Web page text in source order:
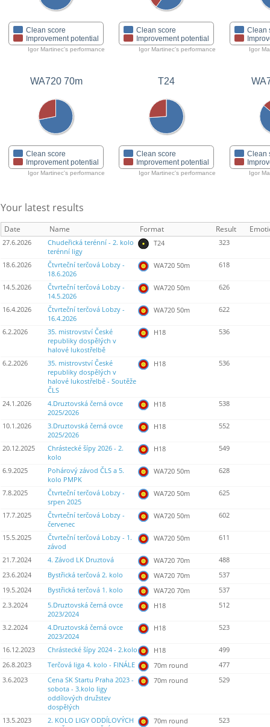
Clean score
Improvement potential
Igor Martinec's performance
Clean score
Improvement potential
Igor Martinec's performance
Clean
Igor
WA720 70m
Clean score
Improvement potential
Igor Martinec's performance
T24
Clean score
Improvement potential
Igor Martinec's performance
Clean
Igor
Your latest results
Date Name Format Result
27.6.2026
Chudeřická terénní - 2. kolo
terénní ligy
T24 323
18.6.2026
Čtvrteční terčová Lobzy -
18.6.2026
WA720 50m 618
14.5.2026
Čtvrteční terčová Lobzy -
14.5.2026
WA720 50m 626
16.4.2026
Čtvrteční terčová Lobzy -
16.4.2026
WA720 50m 622
6.2.2026
35. mistrovství České
republiky dospělých v
halové lukostřelbě
H18 536
6.2.2026
35. mistrovství České
republiky dospělých v
halové lukostřelbě - Soutěže
ČLS
H18 536
24.1.2026
4.Druztovská černá ovce
2025/2026
H18 538
10.1.2026
3.Druztovská černá ovce
2025/2026
H18 552
20.12.2025
Chrástecké šípy 2026 - 2.
kolo
H18 549
6.9.2025
Pohárový závod ČLS a 5.
kolo PMPK
WA720 50m 628
7.8.2025
Čtvrteční terčová Lobzy -
srpen 2025
WA720 50m 625
17.7.2025
Čtvrteční terčová Lobzy -
červenec
WA720 50m 602
15.5.2025
Čtvrteční terčová Lobzy - 1.
závod
WA720 50m 611
21.7.2024 4. Závod LK Druztová WA720 70m
488
23.6.2024
Bystřická terčová 2. kolo WA720 70m
537
19.5.2024
Bystřická terčová 1. kolo WA720 70m
537
2.3.2024
5.Druztovská černá ovce
2023/2024
H18 512
3.2.2024
4.Druztovská černá ovce
2023/2024
H18 523
16.12.2023 Chrástecké šípy 2024 - 2.kolo H18
499
26.8.2023
Terčová liga 4. kolo - FINÁLE 70m round
477
3.6.2023
Cena SK Startu Praha 2023 -
sobota - 3.kolo ligy
oddílových družstev
dospělých
70m round 529
13.5.2023
2. KOLO LIGY ODDÍLOVÝCH
70m round 523